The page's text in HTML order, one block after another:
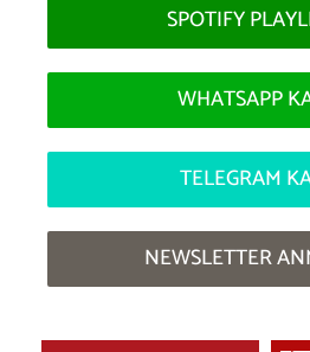
SPOTIFY
WHATSAPP
TELEGRAM
NEWSLETTER